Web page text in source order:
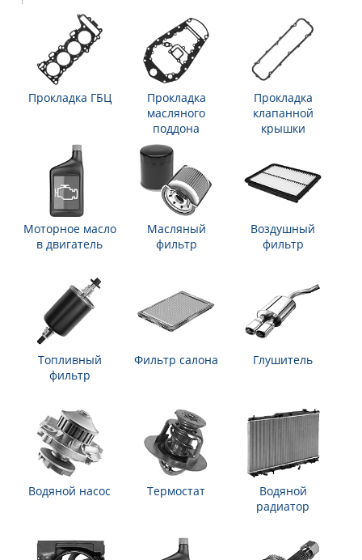
Прокладка ГБЦ
Прокладка
масляного
поддона
Прокладка
клапанной
крышки
Моторное масло
в двигатель
Масляный
фильтр
Воздушный
фильтр
Топливный
фильтр
Фильтр салона Глушитель
Водяной насос Термостат
Водяной
радиатор